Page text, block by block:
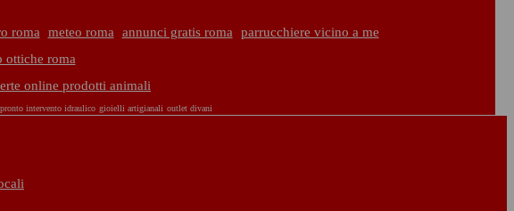
roma meteo roma annunci gratis roma
parrucchiere vicino a me
ottiche roma
online prodotti animali
pronto intervento idraulico gioielli artigianali outlet divani